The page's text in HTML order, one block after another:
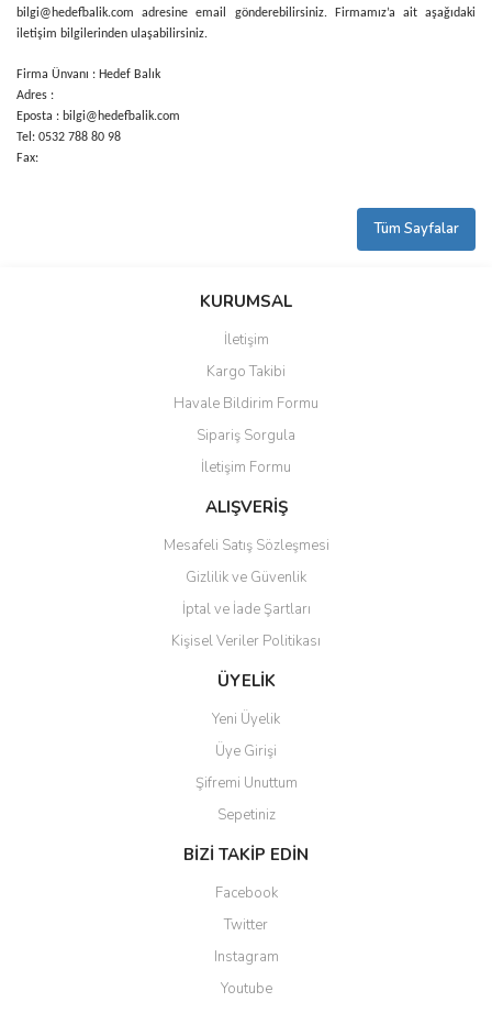
bilgi@hedefbalik.comadresine email gönderebilirsiniz. Firmamız’a ait aşağıdaki
iletişim bilgilerinden ulaşabilirsiniz.
Firma Ünvanı : Hedef Balık
Adres :
Eposta : bilgi@hedefbalik.com
Tel: 0532 788 80 98
Fax:
Tüm Sayfalar
KURUMSAL
İletişim
Kargo Takibi
Havale Bildirim Formu
Sipariş Sorgula
İletişim Formu
ALIŞVERİŞ
Mesafeli Satış Sözleşmesi
Gizlilik ve Güvenlik
İptal ve İade Şartları
Kişisel Veriler Politikası
ÜYELİK
Yeni Üyelik
Üye Girişi
Şifremi Unuttum
Sepetiniz
BİZİ TAKİP EDİN
Facebook
Twitter
Instagram
Youtube